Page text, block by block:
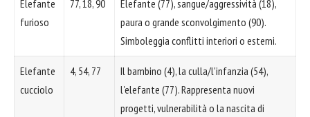
Elefante
furioso
77, 18, 90
Elefante (77), sangue/aggressività (18),
paura o grande sconvolgimento (90).
Simboleggia conflitti interiori o esterni.
Elefante
cucciolo
4, 54, 77
Il bambino (4), la culla/l'infanzia (54),
l'elefante (77). Rappresenta nuovi
progetti, vulnerabilità o la nascita di